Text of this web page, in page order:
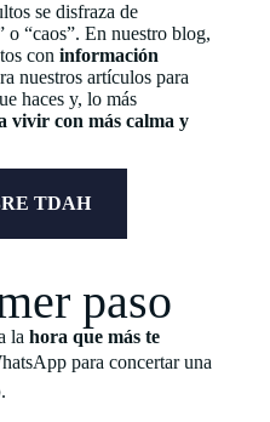
se disfraza de
o “caos”. En nuestro blog,
con información
nuestros artículos para
haces y, lo más
vivir con más calma y
TDAH
paso
la hora que más te
para concertar una
.